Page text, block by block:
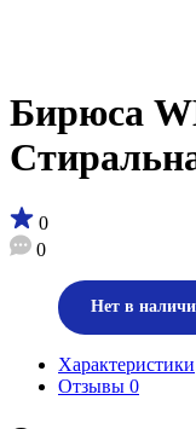
Бирюса
0
0
Нет в
Характеристики
Отзывы 0